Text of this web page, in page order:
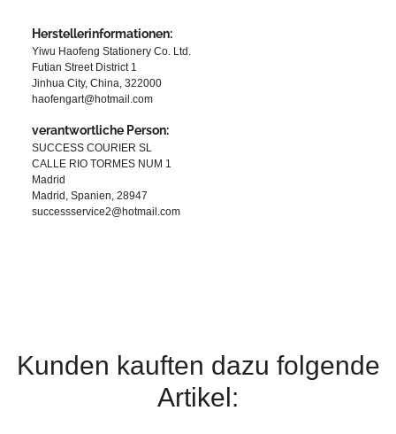
Herstellerinformationen:
Yiwu Haofeng Stationery Co. Ltd.
Futian Street District 1
Jinhua City, China, 322000
haofengart@hotmail.com
verantwortliche Person:
SUCCESS COURIER SL
CALLE RIO TORMES NUM 1
Madrid
Madrid, Spanien, 28947
successservice2@hotmail.com
Kunden kauften dazu folgende
Artikel: